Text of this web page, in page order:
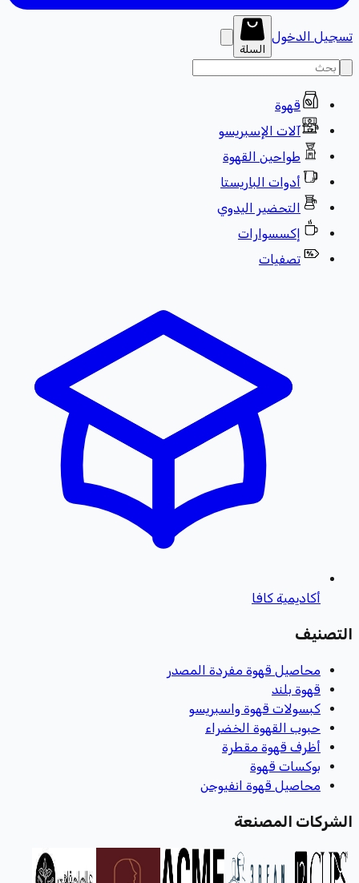
تسجيل الدخول
السلة
قهوة
آلات الإسبريسو
طواحين القهوة
أدوات الباريستا
التحضير اليدوي
إكسسوارات
تصفيات
أكاديمية كافا
التصنيف
محاصيل قهوة مفردة المصدر
قهوة بلند
كبسولات قهوة واسبريسو
حبوب القهوة الخضراء
أظرف قهوة مقطرة
بوكسات قهوة
محاصيل قهوة انفيوجن
الشركات المصنعة